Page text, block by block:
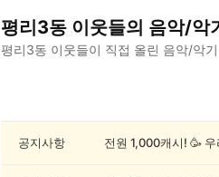
평리3동 이웃들의 음악/악
평리3동 이웃들이 직접 올린 음악/악기
3
공지사항